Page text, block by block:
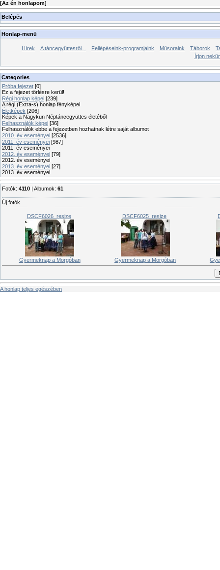
[Az én honlapom]
Belépés
Honlap-menü
Hírek A táncegyüttesről... Fellépéseink-programjaink Műsoraink Táborok
Írjon
Categories
Próba fejezet [0]
Ez a fejezet törlésre kerül!
Régi honlap képei [239]
A régi (Extra-s) honlap fényképei
Életképek [206]
Képek a Nagykun Néptáncegyüttes életéből
Felhasználók képei [36]
Felhasználók ebbe a fejezetben hozhatnak létre saját albumot
2010. év eseményei [2536]
2011. év eseményei [987]
2011. év eseményei
2012. év eseményei [79]
2012. év eseményei
2013. év eseményei [27]
2013. év eseményei
Fotók: 4110 | Albumok: 61
Új fotók
DSCF6026_resize
Gyermeknap a Morgóban
DSCF6025_resize
Gyermeknap a Morgóban
A honlap teljes egészében